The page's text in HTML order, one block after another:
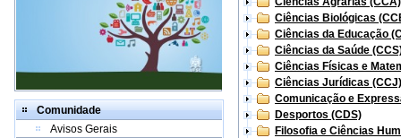
Comunidade
Avisos Gerais
Ciências Biológicas
Ciências da Educação
Ciências da Saúde
Ciências Físicas e
Ciências Jurídicas (CCJ)
Comunicação e
Desportos (CDS)
Filosofia e Ciências